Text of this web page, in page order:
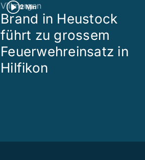
2 Min
Villmergen
Brand in Heustock
führt zu grossem
Feuerwehreinsatz in
Hilfikon